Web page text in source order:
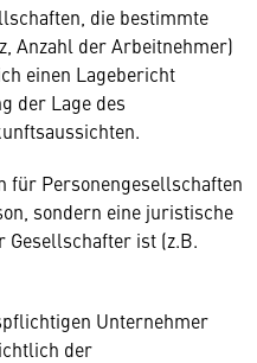
die bestimmte
Anzahl der Arbeitnehmer)
einen Lagebericht
der Lage des
für Personengesellschaften
sondern eine juristische
Gesellschafter ist (z.B.
Unternehmer
der